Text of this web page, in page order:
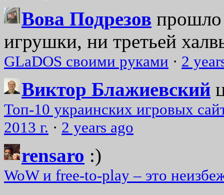
Вова Подрезов прошло
игрушки, ни третьей
GLaDOS своими руками · 2
Виктор Блажиевский
Топ-10 украинских игровых
2013 г. · 2 years ago
rensaro :)
WoW и free-to-play – это